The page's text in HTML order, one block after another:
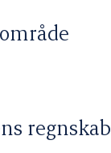
regnskab